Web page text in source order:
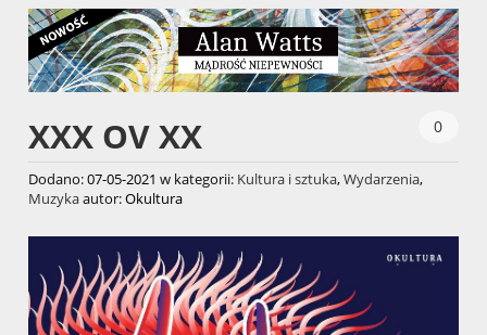
XXX OV XX 0
Dodano:07-05-2021 w kategorii: Kultura i sztuka,Wydarzenia,
Muzykaautor:Okultura